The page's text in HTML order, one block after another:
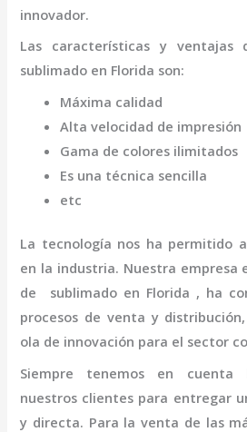
innovador.
Las características y ventajas
sublimado en Florida son:
Máxima calidad
Alta velocidad de impresión
Gama de colores ilimitados
Es una técnica sencilla
etc
La tecnología nos ha permitido
en la industria. Nuestra empresa
de sublimado en Florida , ha
procesos de venta y
ola de innovación para el sector
Siempre tenemos en cuenta
nuestros clientes para entregar
y directa. Para la venta de las